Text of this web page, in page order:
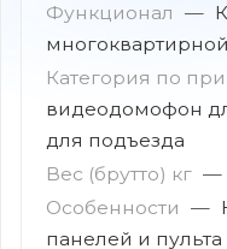
Функционал —
Категория по
видеодомофон
для подъезда
Вес (брутто) кг —
Особенности —
панелей и